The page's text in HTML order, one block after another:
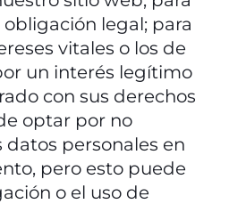
legal; para
vitales o los de
un interés legítimo
con sus derechos
optar por no
personales en
pero esto puede
o el uso de